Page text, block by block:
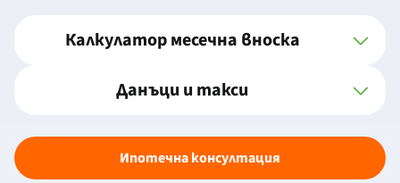
Калкулатор месечна вноска
Данъци и такси
Ипотечна консултация